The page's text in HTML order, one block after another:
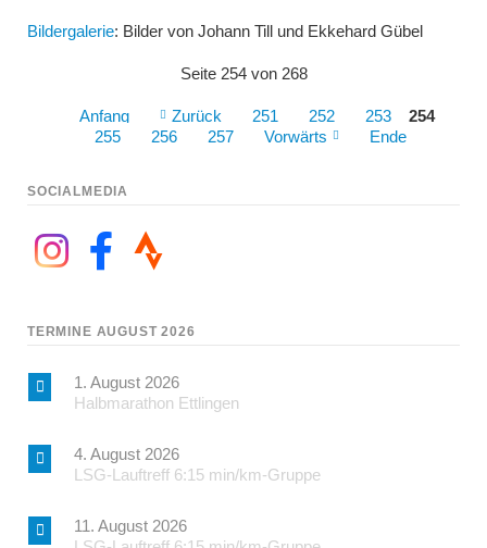
Bildergalerie: Bilder von Johann Till und Ekkehard Gübel
Seite 254 von 268
Anfang Zurück 251 252 253
254
255
256 257 Vorwärts Ende
SOCIALMEDIA
TERMINE AUGUST 2026
1. August 2026
Halbmarathon Ettlingen
4. August 2026
LSG-Lauftreff 6:15 min/km-Gruppe
11. August 2026